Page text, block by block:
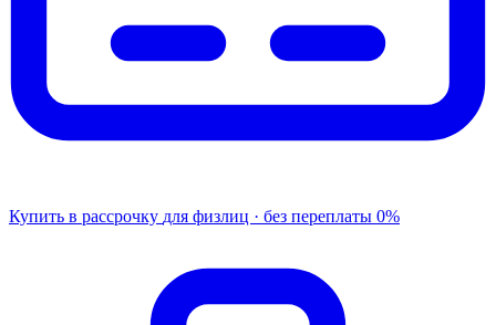
Купить в рассрочку для физлиц · без переплаты 0%